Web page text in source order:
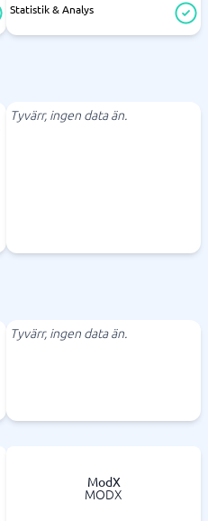
Statistik & Analys
Tyvärr, ingen data än.
Tyvärr, ingen data än.
ModX
MODX